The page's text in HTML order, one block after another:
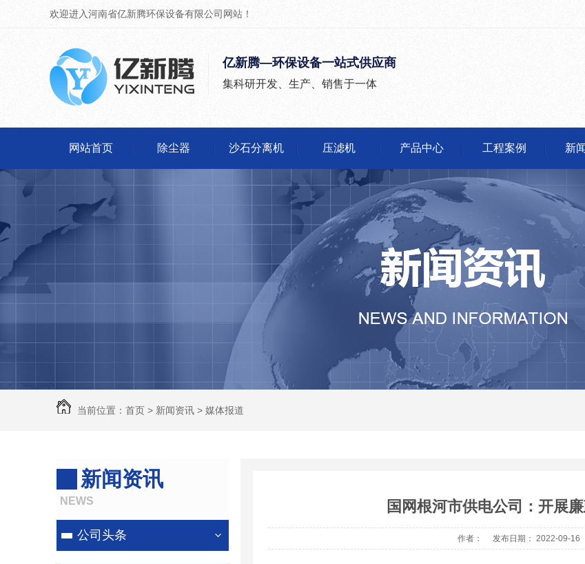
欢迎进入河南省亿新腾环保设备有限公司网站！
亿新腾—环保设备一站式供应商
集科研开发、生产、销售于一体
网站首页 除尘器 沙石分离机 压滤机 产品中心
河南锅炉除尘器
河南除尘器
河南沙石分离机生产厂家
河南震动砂石分离机
河南砂石分离机价格
河南
工程案例 新
行
有
媒
当前位置： 首页 > 新闻资讯 > 媒体报道
新闻资讯
NEWS
公司头条
国网根河市供电公司：开展
作者： 发布日期： 2022-09-16